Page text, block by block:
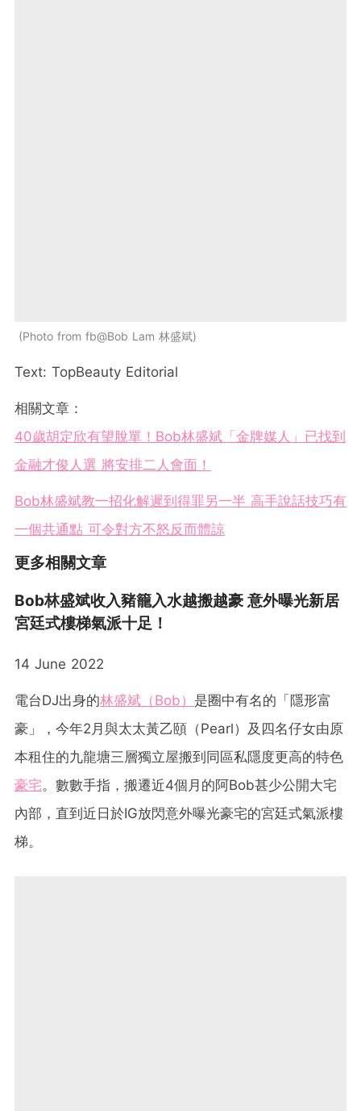
Photo from fb@Bob Lam 林盛斌
Text: TopBeauty Editorial
相關文章：
40歲胡定欣有望脫單！Bob林盛斌「金牌媒人」已找到
金融才俊人選 將安排二人會面！
Bob林盛斌教一招化解遲到得罪另一半 高手說話技巧有
一個共通點 可令對方不怒反而體諒
更多相關文章
Bob林盛斌收入豬籠入水越搬越豪 意外曝光新居
宮廷式樓梯氣派十足！
14 June 2022
電台DJ出身的林盛斌（Bob） 是圈中有名的「隱形富
豪」，今年2月與太太黃乙頤（Pearl）及四名仔女由原
本租住的九龍塘三層獨立屋搬到同區私隱度更高的特色
豪宅。數數手指，搬遷近4個月的阿Bob甚少公開大宅
內部，直到近日於IG放閃意外曝光豪宅的宮廷式氣派樓
梯。